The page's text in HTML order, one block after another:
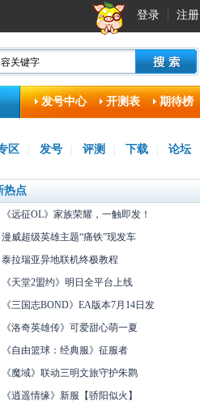
登录 注册
发号中心 开测表 期待榜
区 发号 评测 下载 论坛
热点
《远征OL》家族荣耀，一触即发！
漫威超级英雄主题“痛铁”现发车
泰拉瑞亚异地联机终极教程
《天堂2盟约》明日全平台上线
《三国志BOND》EA版本7月14日发
《洛奇英雄传》可爱甜心萌一夏
《自由篮球：经典服》征服者
《魔域》联动三明文旅守护朱鹮
《逍遥情缘》新服【骄阳似火】